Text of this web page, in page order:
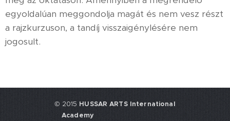
egyoldalúan meggondolja magát és nem vesz részt
a rajzkurzuson, a tandíj visszaigénylésére nem
jogosult.
© 2015 HUSSAR ARTS International
Academy